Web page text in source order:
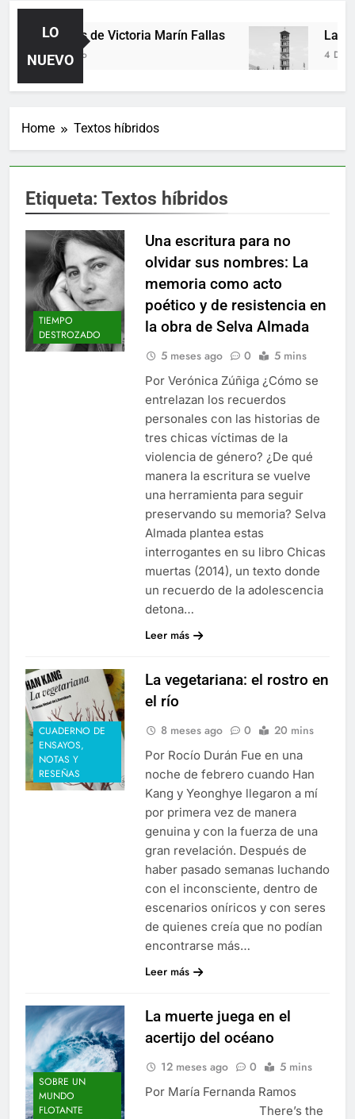
LO
NUEVO
Poemas de Victoria Marín Fallas
2 Días Ago
Las
4 Días
Home Textos híbridos
Etiqueta: Textos híbridos
TIEMPO
DESTROZADO
Una escritura para no
olvidar sus nombres: La
memoria como acto
poético y de resistencia en
la obra de Selva Almada
5 meses ago 0 5 mins
Por Verónica Zúñiga ¿Cómo se
entrelazan los recuerdos
personales con las historias de
tres chicas víctimas de la
violencia de género? ¿De qué
manera la escritura se vuelve
una herramienta para seguir
preservando su memoria? Selva
Almada plantea estas
interrogantes en su libro Chicas
muertas (2014), un texto donde
un recuerdo de la adolescencia
detona…
Leer más
CUADERNO DE
ENSAYOS,
NOTAS Y
RESEÑAS
La vegetariana: el rostro en
el río
8 meses ago 0 20 mins
Por Rocío Durán Fue en una
noche de febrero cuando Han
Kang y Yeonghye llegaron a mí
por primera vez de manera
genuina y con la fuerza de una
gran revelación. Después de
haber pasado semanas luchando
con el inconsciente, dentro de
escenarios oníricos y con seres
de quienes creía que no podían
encontrarse más…
Leer más
SOBRE UN
MUNDO
FLOTANTE
La muerte juega en el
acertijo del océano
12 meses ago 0 5 mins
Por María Fernanda Ramos
There’s the